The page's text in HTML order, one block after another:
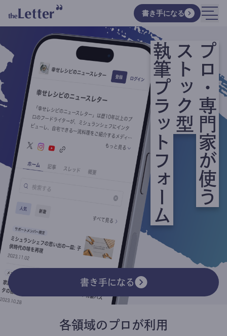
書き手になる
プロ・専門家が使う
ストック型
執筆プラットフォーム
書き手になる
各領域のプロが利用